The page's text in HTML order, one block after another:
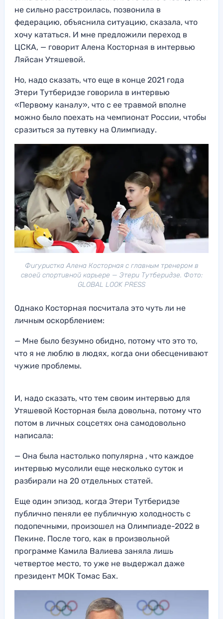
не сильно расстроилась, позвонила в
федерацию, объяснила ситуацию, сказала, что
хочу кататься. И мне предложили переход в
ЦСКА, — говорит Алена Косторная в интервью
Ляйсан Утяшевой.
Но, надо сказать, что еще в конце 2021 года
Этери Тутберидзе говорила в интервью
«Первому каналу», что с ее травмой вполне
можно было поехать на чемпионат России, чтобы
сразиться за путевку на Олимпиаду.
Фигуристка Алена Косторная с главным тренером в
своей спортивной карьере — Этери Тутберидзе. Фото:
GLOBAL LOOK PRESS
Однако Косторная посчитала это чуть ли не
личным оскорблением:
— Мне было безумно обидно, потому что это то,
что я не люблю в людях, когда они обесценивают
чужие проблемы.
И, надо сказать, что тем своим интервью для
Утяшевой Косторная была довольна, потому что
потом в личных соцсетях она самодовольно
написала:
— Она была настолько популярна , что каждое
интервью мусолили еще несколько суток и
разбирали на 20 отдельных статей.
Еще один эпизод, когда Этери Тутберидзе
публично пеняли ее публичную холодность с
подопечными, произошел на Олимпиаде-2022 в
Пекине. После того, как в произвольной
программе Камила Валиева заняла лишь
четвертое место, то уже не выдержал даже
президент МОК Томас Бах.